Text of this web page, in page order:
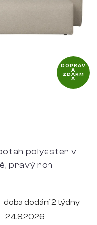
polyester v
pravý roh
doba dodání 2 týdny
24.8.2026
DOPRAV
A
ZDARM
A